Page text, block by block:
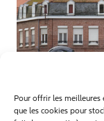
Pour offrir les
que les cookies pour